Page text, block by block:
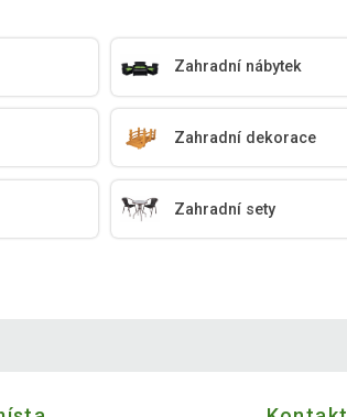
Zahradní nábytek
Zahradní dekorace
Zahradní sety